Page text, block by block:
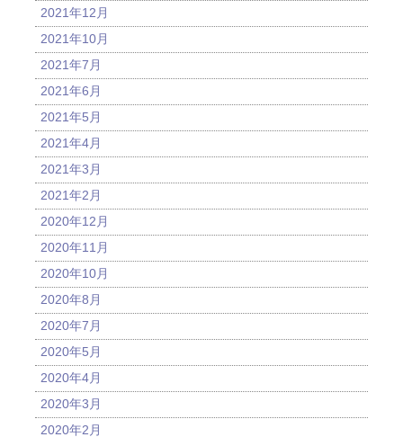
2021年12月
2021年10月
2021年7月
2021年6月
2021年5月
2021年4月
2021年3月
2021年2月
2020年12月
2020年11月
2020年10月
2020年8月
2020年7月
2020年5月
2020年4月
2020年3月
2020年2月